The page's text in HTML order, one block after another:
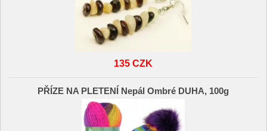
135 CZK
PŘÍZE NA PLETENÍ Nepál Ombré DUHA, 100g